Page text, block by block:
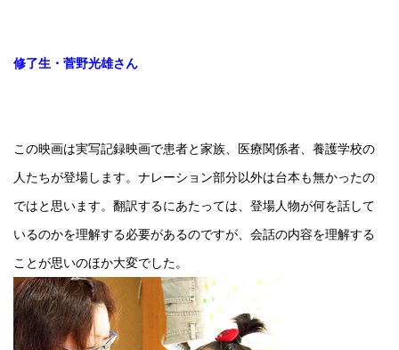
修了生・菅野光雄さん
この映画は実写記録映画で患者と家族、医療関係者、養護学校の
人たちが登場します。ナレーション部分以外は台本も無かったの
ではと思います。翻訳するにあたっては、登場人物が何を話して
いるのかを理解する必要があるのですが、会話の内容を理解する
ことが思いのほか大変でした。